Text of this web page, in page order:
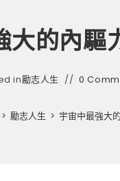
的內驅
in勵志人生 0
> 勵志人生 > 宇宙中最強大